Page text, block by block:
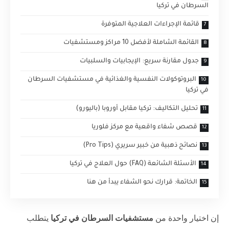
السرطان في تركيا
قائمة الإجراءات العلاجية المتوفرة
القائمة الشاملة لأفضل 10 مراكز ومستشفيات
جدول مقارنة سريع: الإيجابيات والسلبيات
البروتوكولات النفسية والغذائية في مستشفيات السرطان
في تركيا
تحليل التكاليف: تركيا مقابل أوروبا (باليورو)
قصص شفاء واقعية مع مركز فلوريا
نصائح ذهبية من خبير سريري (Pro Tips)
الأسئلة الشائعة (FAQ) حول العلاج في تركيا
الخاتمة: قرارك نحو الشفاء يبدأ من هنا
إن اختيار واحدة من مستشفيات السرطان في تركيا يتطلب